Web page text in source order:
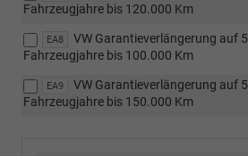
Fahrzeugjahre bis 120.000 Km
EA8
VW Garantieverlängerung auf 5
Fahrzeugjahre bis 100.000 Km
EA9
VW Garantieverlängerung auf 5
Fahrzeugjahre bis 150.000 Km